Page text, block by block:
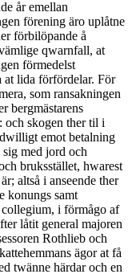
år emellan
förening äro uplåtne
förbilöpande å
qwarnfall, at
för­medelst
at lida förfördelar. För
som ransakningen
bergmästarens
och skogen ther til i
emot betalning
med jord och
bruksstället, hwarest
altså i anseende ther
konungs samt
i förmågo af
låtit general majoren
Rothlieb och
ägor at få
twänne härdar och en